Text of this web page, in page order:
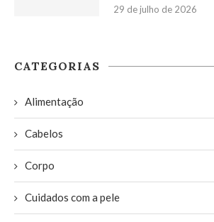
29 de julho de 2026
CATEGORIAS
Alimentação
Cabelos
Corpo
Cuidados com a pele